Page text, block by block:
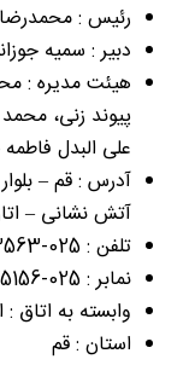
رئیس : محمدرضا
دبیر : سمیه
هیئت مدیره :
پیوند زنی،
علی البدل
آتش نشانی –
تلفن : 025-37773563
نمابر : 025-37775156
وابسته به اتاق :
استان : قم